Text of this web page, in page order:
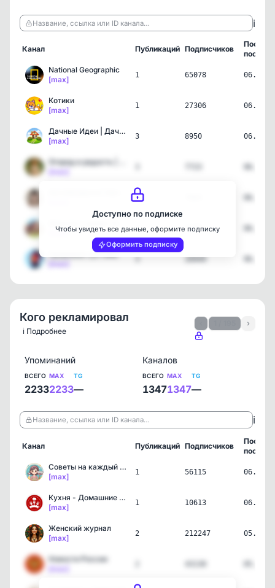
Название, ссылка или ID канала… ℹ️
Канал Публикаций Подписчиков
пост
National Geographic
[max]
1 65078
Котики
[max]
1 27306
Дачные Идеи | Дача, Огор…
[max]
3 8950
3
[max]
2 3175
Здоровые суставы
3 20949
Доступно по подписке
Чтобы увидеть все данные, оформите подписку
Оформить подписку
Кого рекламировал
ℹ️ Подробнее
›
Упоминаний
ВСЕГО
2233
MAX
2233
TG
—
Каналов
ВСЕГО
1347
MAX
1347
TG
—
Название, ссылка или ID канала… ℹ️
Канал Публикаций Подписчиков
пост
Советы на каждый день 💡
[max]
1 56115
Кухня - Домашние Вкусные…
[max]
1 10613
Женский журнал
[max]
2 212247
Новости России